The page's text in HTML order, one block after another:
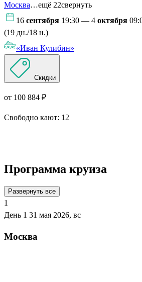
Москва…ещё 22свернуть
16 сентября 19:30 — 4 октября
(19 дн./18 н.)
«Иван Кулибин»
Скидки
от 100 884 ₽
Свободно кают: 12
Программа круиза
Развернуть все
1
День 1 31 мая 2026, вс
Москва